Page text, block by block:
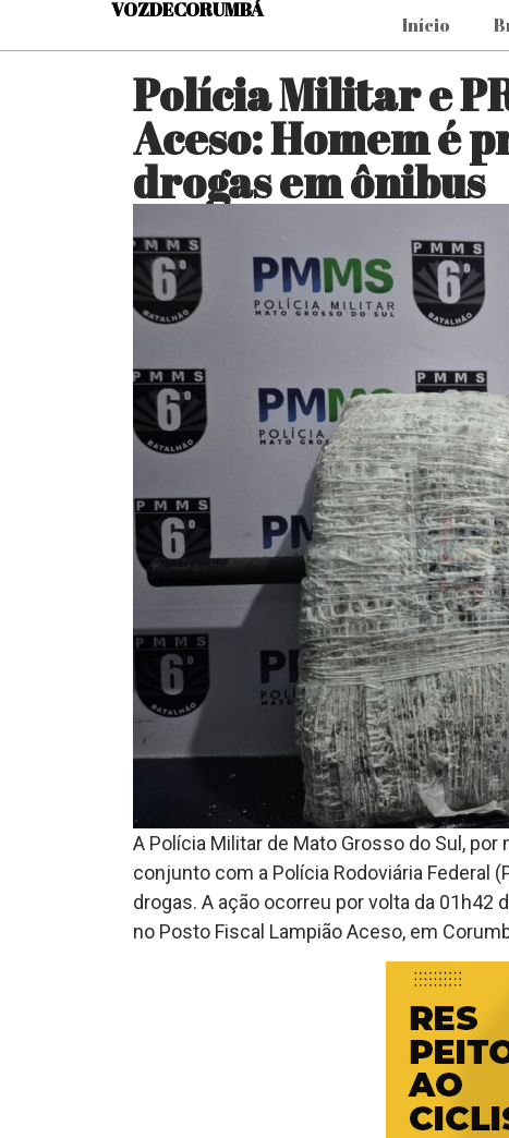
VOZDECORUMBÁ
Início
Polícia Militar e
Aceso: Homem é
drogas em ônibus
A Polícia Militar de Mato Grosso do Sul,
conjunto com a Polícia Rodoviária Federal
drogas. A ação ocorreu por volta da 01h42
no Posto Fiscal Lampião Aceso, em